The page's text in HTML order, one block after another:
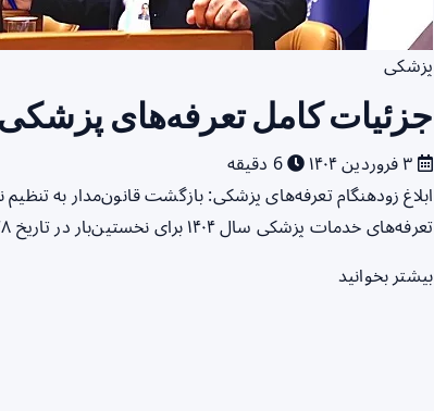
پزشکی
جزئیات کامل تعرفه‌های پزشکی سال ۱۴۰۴
6 دقیقه
ابلاغ زودهنگام تعرفه‌های پزشکی: بازگشت قانون‌مدار به
تعرفه‌های خدمات پزشکی سال ۱۴۰۴ برای نخستین‌بار در تاریخ ۲۸ اسفند ۱۴۰۳ و پیش از آغاز…
بیشتر بخوانید